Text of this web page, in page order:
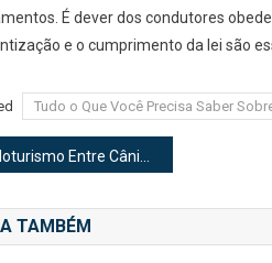
É dever dos condutores
e o cumprimento da lei são
Tudo o Que Você Precisa Saber
Cânions e Cachoeiras: Uma Aventura Inesquecível no Interior de São Paulo
TAMBÉM